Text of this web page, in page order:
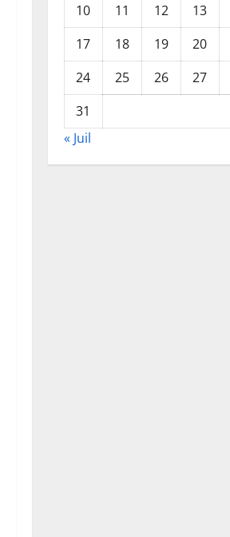
10
11 12 13
17
18 19 20
24
25 26 27
31
« Juil